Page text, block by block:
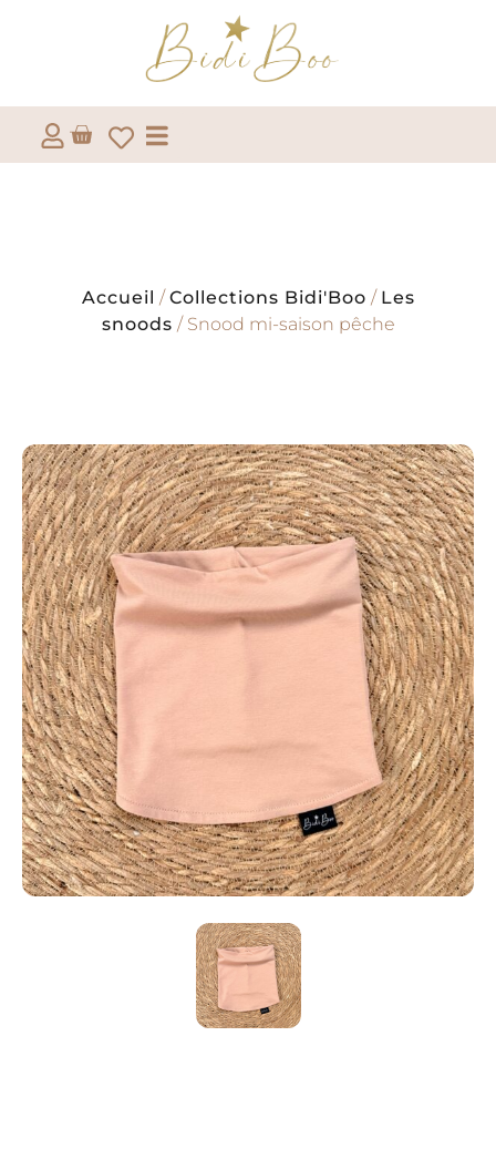
Accueil /Collections Bidi'Boo / Les
snoods / Snood mi-saison pêche